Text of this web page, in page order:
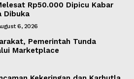
Rp50.000 Dipicu Kabar
Dibuka
6, 2026
Pemerintah Tunda
Marketplace